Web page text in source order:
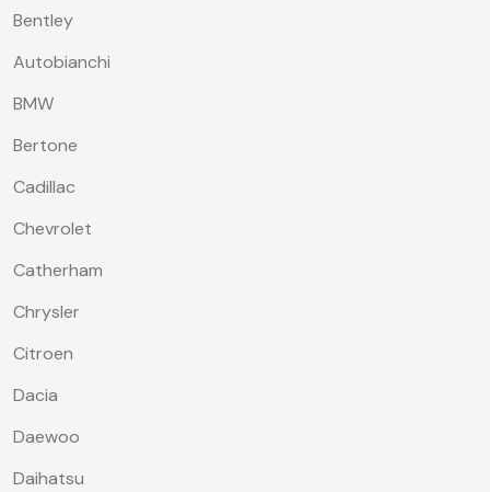
Bentley
Autobianchi
BMW
Bertone
Cadillac
Chevrolet
Catherham
Chrysler
Citroen
Dacia
Daewoo
Daihatsu